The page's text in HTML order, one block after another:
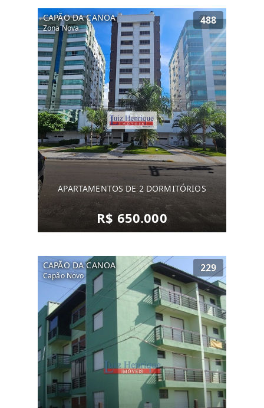
CAPÃO DA CANOA
Zona Nova
488
APARTAMENTOS DE 2 DORMITÓRIOS
R$ 650.000
CAPÃO DA CANOA
Capão Novo
229